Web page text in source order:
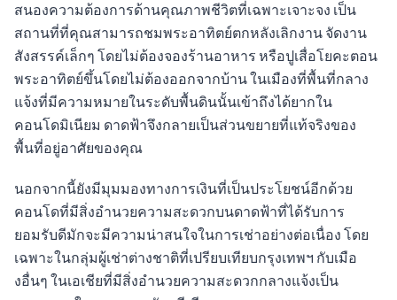
สนองความต้องการด้านคุณภาพชีวิตที่เฉพาะเจาะจง เป็น
สถานที่ที่คุณสามารถชมพระอาทิตย์ตกหลังเลิกงาน จัดงาน
สังสรรค์เล็กๆ โดยไม่ต้องจองร้านอาหาร หรือปูเสื่อโยคะตอน
พระอาทิตย์ขึ้นโดยไม่ต้องออกจากบ้าน ในเมืองที่พื้นที่กลาง
แจ้งที่มีความหมายในระดับพื้นดินนั้นเข้าถึงได้ยากใน
คอนโดมิเนียม ดาดฟ้าจึงกลายเป็นส่วนขยายที่แท้จริงของ
พื้นที่อยู่อาศัยของคุณ
นอกจากนี้ยังมีมุมมองทางการเงินที่เป็นประโยชน์อีกด้วย
คอนโดที่มีสิ่งอำนวยความสะดวกบนดาดฟ้าที่ได้รับการ
ยอมรับดีมักจะมีความน่าสนใจในการเช่าอย่างต่อเนื่อง โดย
เฉพาะในกลุ่มผู้เช่าต่างชาติที่เปรียบเทียบกรุงเทพฯ กับเมือ
งอื่นๆ ในเอเชียที่มีสิ่งอำนวยความสะดวกกลางแจ้งเป็น